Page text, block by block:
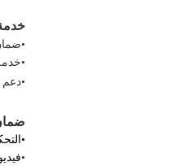
•
•خدمة ما
•دعم
•
•